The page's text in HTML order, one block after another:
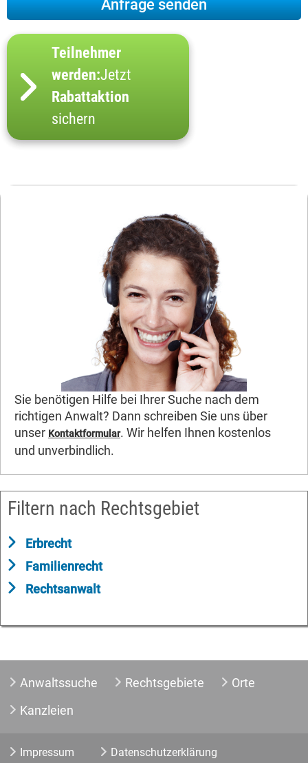
Teilnehmer
werden:Jetzt
Rabattaktion
sichern
Sie benötigen Hilfe bei Ihrer Suche nach dem
richtigen Anwalt? Dann schreiben Sie uns über
unser Kontaktformular. Wir helfen Ihnen kostenlos
und unverbindlich.
Filtern nach Rechtsgebiet
Erbrecht
Familienrecht
Rechtsanwalt
Anwaltssuche Rechtsgebiete
Orte
Kanzleien
Impressum Datenschutzerklärung